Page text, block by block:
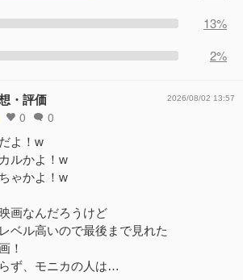
13%
2%
・評価
0 0
2026/08/02 13:57
よ！w
ルかよ！w
ゃかよ！w
画なんだろうけど
ベル高いので最後まで見れた
！
ず、モニカの人は…